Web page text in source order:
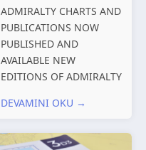
ADMIRALTY CHARTS AND
PUBLICATIONS NOW
PUBLISHED AND
AVAILABLE NEW
EDITIONS OF ADMIRALTY
PUBLICATIONS New
Charts published 06
DEVAMINI OKU →